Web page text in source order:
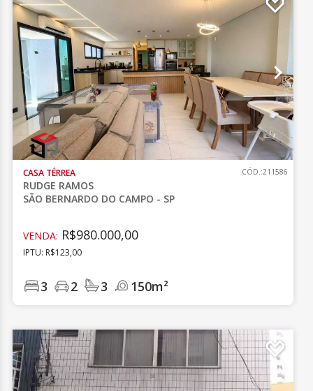
CASA TÉRREA
RUDGE RAMOS
SÃO BERNARDO DO CAMPO - SP
CÓD.:211586
VENDA: R$980.000,00
IPTU: R$123,00
3 2 3 150m²